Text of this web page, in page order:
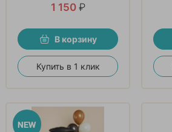
1 150 ₽
В корзину
Купить в 1 клик